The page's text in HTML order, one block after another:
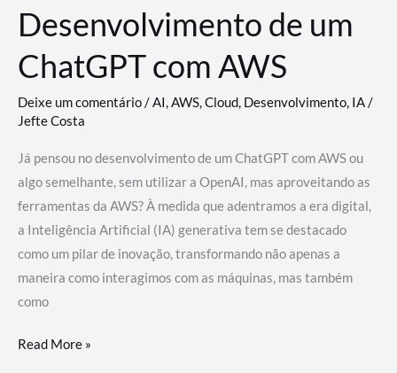
Desenvolvimento de um
ChatGPT com AWS
Deixe um comentário/AI,AWS,Cloud, Desenvolvimento, IA/
Jefte Costa
Já pensou no desenvolvimento de um ChatGPT com AWS ou
algo semelhante, sem utilizar a OpenAI, mas aproveitando as
ferramentas da AWS? À medida que adentramos a era digital,
a Inteligência Artificial (IA) generativa tem se destacado
como um pilar de inovação, transformando não apenas a
maneira como interagimos com as máquinas, mas também
como
Desenvolvimento
Read More »